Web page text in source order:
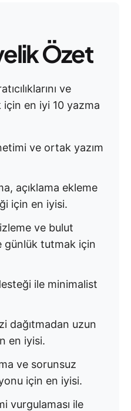
Özet
ve
en iyi 10 yazma
ve ortak yazım
açıklama ekleme
için en iyisi.
ve bulut
günlük tutmak için
ile minimalist
dağıtmadan uzun
en iyisi.
ve sorunsuz
için en iyisi.
vurgulaması ile